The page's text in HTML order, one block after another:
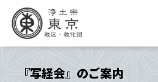
『写経会』のご案内